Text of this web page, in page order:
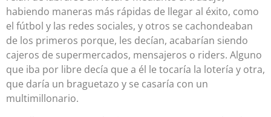
habiendo maneras más rápidas de llegar al éxito, como
el fútbol y las redes sociales, y otros se cachondeaban
de los primeros porque, les decían, acabarían siendo
cajeros de supermercados, mensajeros o riders. Alguno
que iba por libre decía que a él le tocaría la lotería y otra,
que daría un braguetazo y se casaría con un
multimillonario.